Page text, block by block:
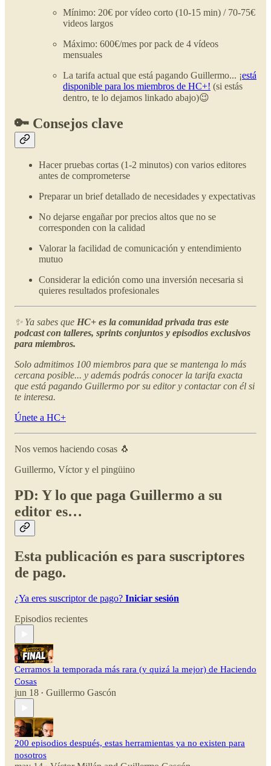
Mínimo: 20€ por vídeo corto (10-15 min) / 70-75€
videos largos
Máximo: 600€/mes por pack de 4 vídeos
mensuales
La tarifa actual que está pagando Guillermo... ¡está
disponible para los miembros de HC+! (si estás
dentro, te lo dejamos linkado abajo)😉
🔑 Consejos clave
Hacer pruebas cortas (1-2 minutos) con varios editores
antes de comprometerse
Preparar un brief detallado de necesidades y expectativas
No dejarse engañar por precios altos que no se
corresponden con la calidad
Valorar la facilidad de comunicación y entendimiento
mutuo
Considerar la edición como una inversión necesaria si
quieres resultados profesionales
✨ Ya sabes que HC+ es la comunidad privada tras este
podcast con talleres, sprints conjuntos y episodios exclusivos
para miembros.
Solo admitimos 100 miembros para que se mantenga lo más
cercana posible... y además podrás conocer la tarifa exacta
que está pagando Guillermo por su editor y contactar con él si
te interesa.
Únete a HC+
Nos vemos haciendo cosas 🐧
Guillermo, Víctor y el pingüino
PD: Y lo que paga Guillermo a su
editor es…
Esta publicación es para suscriptores
de pago.
¿Ya eres suscriptor de pago? Iniciar sesión
Episodios recientes
Cerramos la temporada más rara (y quizá la mejor) de Haciendo
Cosas
jun 18 • Guillermo Gascón
200 episodios después, estas herramientas ya no existen para
nosotros